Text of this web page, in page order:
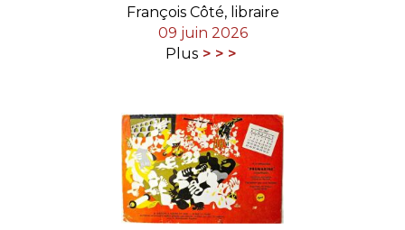
François Côté, libraire
09 juin 2026
Plus